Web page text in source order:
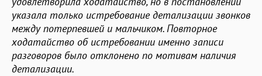
указала только истребование детализации звонков
между потерпевшей и мальчиком. Повторное
ходатайство об истребовании именно записи
разговоров было отклонено по мотивам наличия
детализации.